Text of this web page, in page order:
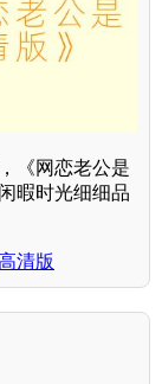
《网恋老公是
暇时光细细品
清版